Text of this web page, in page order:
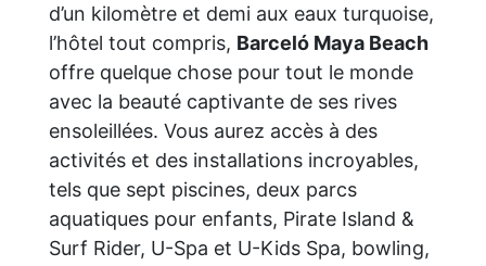
d’un kilomètre et demi aux eaux turquoise,
l’hôtel tout compris, Barceló Maya Beach
offre quelque chose pour tout le monde
avec la beauté captivante de ses rives
ensoleillées. Vous aurez accès à des
activités et des installations incroyables,
tels que sept piscines, deux parcs
aquatiques pour enfants, Pirate Island &
Surf Rider, U-Spa et U-Kids Spa, bowling,